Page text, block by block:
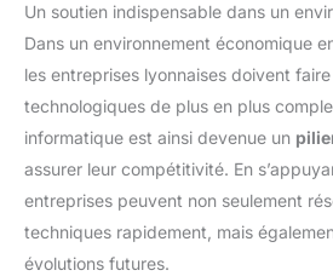
Un soutien indispensable dans un
Dans un environnement économique
les entreprises lyonnaises doivent
technologiques de plus en plus
informatique est ainsi devenue un
assurer leur compétitivité. En
entreprises peuvent non seulement
techniques rapidement, mais
évolutions futures.